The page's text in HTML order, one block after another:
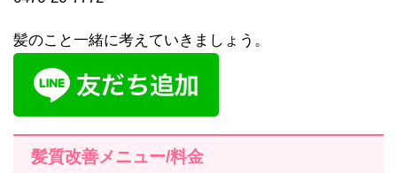
髪のこと一緒に考えていきましょう。
髪質改善メニュー/料金